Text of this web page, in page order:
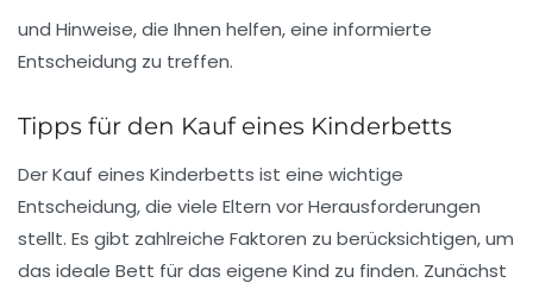
und Hinweise, die Ihnen helfen, eine informierte
Entscheidung zu treffen.
Tipps für den Kauf eines Kinderbetts
Der Kauf eines Kinderbetts ist eine wichtige
Entscheidung, die viele Eltern vor Herausforderungen
stellt. Es gibt zahlreiche Faktoren zu berücksichtigen, um
das ideale Bett für das eigene Kind zu finden. Zunächst